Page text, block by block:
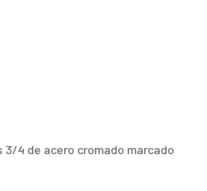
3/4 de acero cromado marcado